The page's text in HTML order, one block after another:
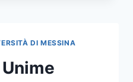
DI MESSINA